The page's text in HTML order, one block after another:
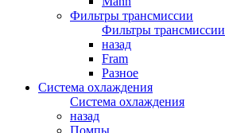
Фильтры трансмиссии
Фильтры трансмиссии
назад
Fram
Разное
Система охлаждения
Система охлаждения
назад
Помпы